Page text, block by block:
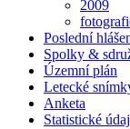
2009
Poslední
Spolky &
Územní plán
Letecké
Anketa
Statistické